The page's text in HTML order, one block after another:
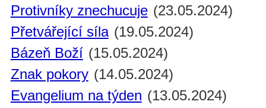
Protivníky znechucuje (23.05.2024)
Přetvářející síla (19.05.2024)
Bázeň Boží (15.05.2024)
Znak pokory (14.05.2024)
Evangelium na týden (13.05.2024)